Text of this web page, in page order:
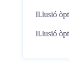
Il.lusió
Il.lusió